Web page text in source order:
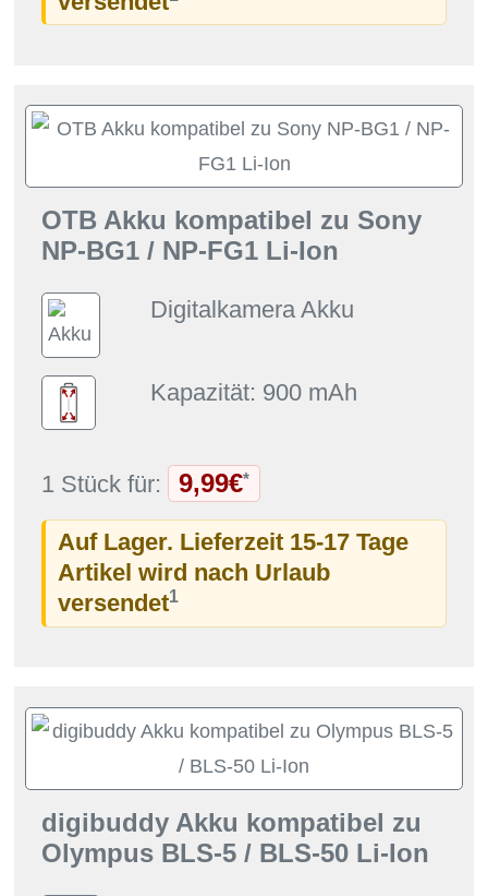
OTB Akku kompatibel zu Sony
NP-BG1 / NP-FG1 Li-Ion
Digitalkamera Akku
Kapazität: 900 mAh
1 Stück für: 9,99€*
Auf Lager. Lieferzeit 15-17 Tage
Artikel wird nach Urlaub
versendet1
digibuddy Akku kompatibel zu
Olympus BLS-5 / BLS-50 Li-Ion